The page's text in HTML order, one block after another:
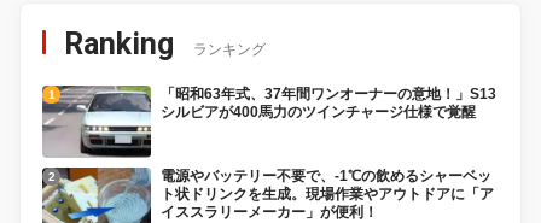
Ranking ランキング
「昭和63年式、37年間ワンオーナーの意地！」S13
シルビアが400馬力のツインチャージ仕様で覚醒
電源やバッテリー不要で、-1℃の飲めるシャーベッ
ト状ドリンクを生成。現場作業やアウトドアに「ア
イススラリーメーカー」が便利！